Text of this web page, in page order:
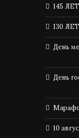
145
130
День
День
10